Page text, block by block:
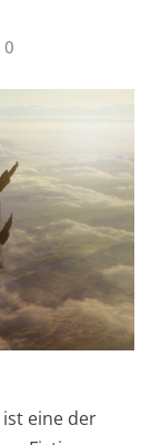
0
eine der